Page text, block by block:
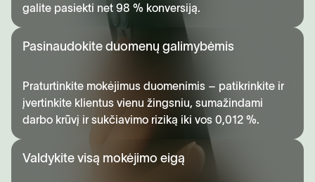
galite pasiekti net 98 % konversiją.
Pasinaudokite duomenų galimybėmis
Praturtinkite mokėjimus duomenimis – patikrinkite ir
įvertinkite klientus vienu žingsniu, sumažindami
darbo krūvį ir sukčiavimo riziką iki vos 0,012 %.
Valdykite visą mokėjimo eigą